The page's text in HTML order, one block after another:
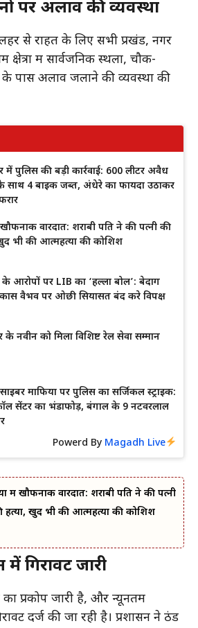
पर अलाव की व्यवस्था
से राहत के लिए सभी प्रखंड, नगर
में सार्वजनिक स्थलों, चौक-
के पास अलाव जलाने की व्यवस्था की
पुलिस की बड़ी कार्रवाई: 600 लीटर अवैध
साथ 4 बाइक जब्त, अंधेरे का फायदा उठाकर
वारदात: शराबी पति ने की पत्नी की
भी की आत्महत्या की कोशिश
आरोपों पर LIB का ‘हल्ला बोल’: बेदाग
वैभव पर ओछी सियासत बंद करे विपक्ष
नवीन को मिला विशिष्ट रेल सेवा सम्मान
माफिया पर पुलिस का सर्जिकल स्ट्राइक:
सेंटर का भंडाफोड़, बंगाल के 9 नटवरलाल
Powerd By Magadh Live
में खौफनाक वारदात: शराबी पति ने की पत्नी
हत्या, खुद भी की आत्महत्या की कोशिश
गिरावट जारी
प्रकोप जारी है, और न्यूनतम
दर्ज की जा रही है। प्रशासन ने ठंड